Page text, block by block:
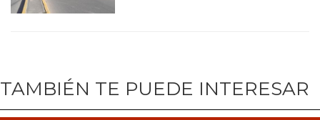
TAMBIÉN TE PUEDE INTERESAR